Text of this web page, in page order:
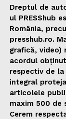
Dreptul de
ul PRESShub
România,
presshub.ro.
grafică, video)
acordul
respectiv de
integral
articolele
maxim 500 de
Cerem